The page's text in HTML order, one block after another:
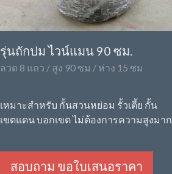
รุ่นถักปม ไวน์แมน 90 ซม.
ลวด 8 แถว / สูง 90 ซม / ห่าง 15 ซม
เหมาะสำหรับ กั้นสวนหย่อม รั้วเตี้ย กั้น
เขตแดน บอกเขต ไม่ต้องการความสูงมาก
สอบถาม ขอใบเสนอราคา